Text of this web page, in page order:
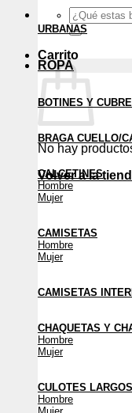
Buscar
por:
Carrito
No hay
Volver a la
URBANAS
ROPA
BOTINES Y
BRAGA CUELLO/
CALCETINES
Hombre
Mujer
CAMISETAS
Hombre
Mujer
CAMISETAS
CHAQUETAS Y
Hombre
Mujer
CULOTES
Hombre